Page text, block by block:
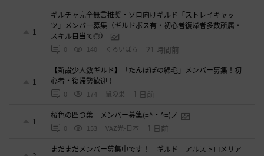
1
ギルチャ完全無言推奨・ソロ向けギルド「ストレイキャッ
ツ」メンバー募集（ギルドボス有・初心者復帰者多数所属・
スキル目当て◎）
0 140 くろいばら 21 時間前
1
【新設少人数ギルド】「たんぽぽの綿毛」メンバー募集！初
心者・復帰勢歓迎！
0 174 鼠の巣 1 日前
1
桜色の四つ葉 メンバー募集(=^・^=)ノ
0 153 VAZ光-日本 1 日前
まだまだメンバー募集中です！ ギルド アルストロメリア